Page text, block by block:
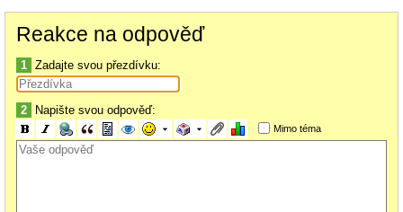
Reakce na odpověď
1 Zadajte svou přezdívku:
2 Napište svou odpověď:
Mimo téma